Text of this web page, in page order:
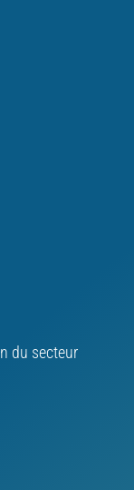
du secteur